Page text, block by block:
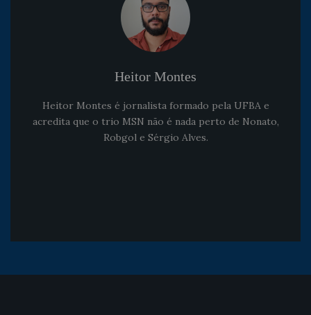
Heitor Montes
Heitor Montes é jornalista formado pela UFBA e
acredita que o trio MSN não é nada perto de Nonato,
Robgol e Sérgio Alves.